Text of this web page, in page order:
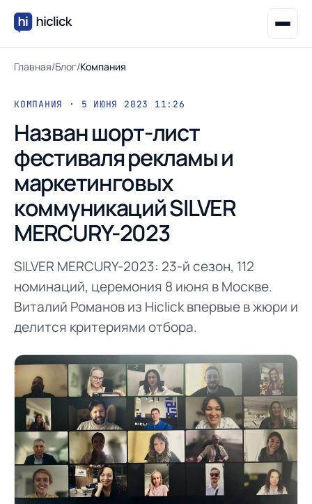
Главная/Блог/Компания
КОМПАНИЯ · 5 ИЮНЯ 2023 11:26
Назван шорт-лист
фестиваля рекламы и
маркетинговых
коммуникаций SILVER
MERCURY-2023
SILVER MERCURY-2023: 23-й сезон, 112
номинаций, церемония 8 июня в Москве.
Виталий Романов из Hiclick впервые в жюри и
делится критериями отбора.